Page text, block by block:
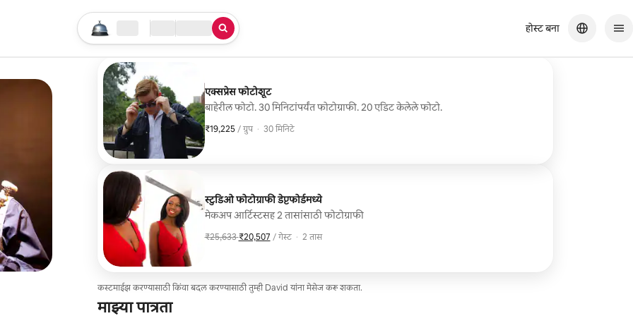
तुमचा सर्च सुरू करा
लोकेशन चेक इन / चेक आऊट
सेवेचा प्रकार
होस्ट बना
एक्सप्रेस फोटोशूट
बाहेरील फोटो. 30 मिनिटांपर्यंत फोटोग्राफी. 20 एडिट केलेले फोटो.
₹19,225 / ग्रुप
₹19,225, प्रति ग्रुप
, · 30 मिनिटे
स्टुडिओ फोटोग्राफी डेप्टफोर्डमध्ये
मेकअप आर्टिस्टसह 2 तासांसाठी फोटोग्राफी
₹25,633₹20,507 ₹20,507 प्रति गेस्ट, आधीची किंमत, ₹25,633
/ गेस्ट
, · 2 तास
कस्टमाईझ करण्यासाठी किंवा बदल करण्यासाठी तुम्ही David यांना मेसेज करू शकता.
माझ्या पात्रता